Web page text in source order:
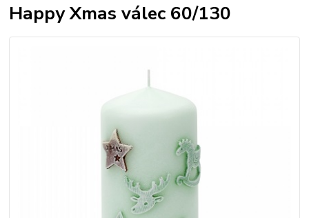
Happy Xmas válec 60/130